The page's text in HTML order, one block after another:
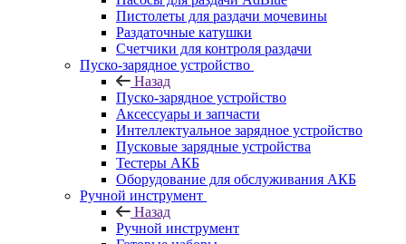
Пистолеты для раздачи мочевины
Раздаточные катушки
Счетчики для контроля раздачи
Пуско-зарядное устройство
Назад
Пуско-зарядное устройство
Аксессуары и запчасти
Интеллектуальное зарядное устройство
Пусковые зарядные устройства
Тестеры АКБ
Оборудование для обслуживания АКБ
Ручной инструмент
Назад
Ручной инструмент